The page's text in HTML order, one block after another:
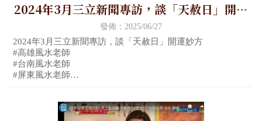
2024年3月三立新聞專訪，談「天赦日」開運
妙方 #高雄風水老師 #台南風水老師 #屏東風
水老師 #嘉義風水老師 #金門風水老師
發佈：2025/06/27
2024年3月三立新聞專訪，談「天赦日」開運妙方
#高雄風水老師
#台南風水老師
#屏東風水老師